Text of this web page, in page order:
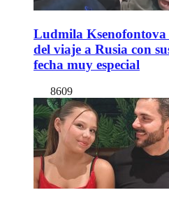
Ludmila
del viaje a Rusia con
fecha muy especial
8609